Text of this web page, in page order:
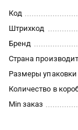
Код
Штрихкод
Бренд
Страна
Размеры упаковки
Количество в
Min заказ